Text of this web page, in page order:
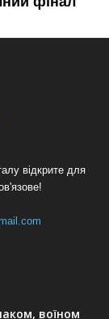
відкрите для
воїном